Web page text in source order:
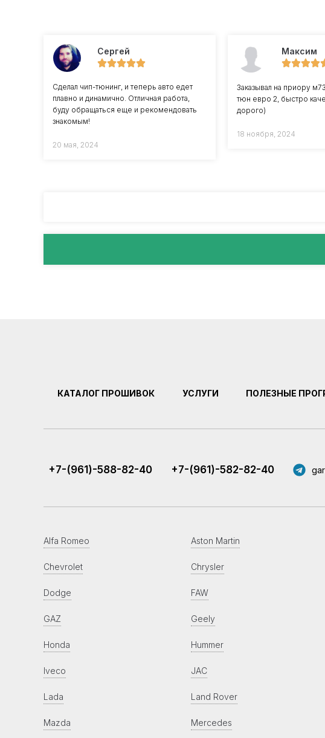
Сергей
Сделал чип-тюнинг, и теперь авто едет
плавно и динамично. Отличная работа,
буду обращаться еще и рекомендовать
знакомым!
20 мая, 2024
Максим
Заказывал на приору
тюн евро 2, быстро
дорого)
18 ноября, 2024
КАТАЛОГ ПРОШИВОК УСЛУГИ ПОЛЕЗНЫЕ
+7-(961)-588-82-40 +7-(961)-582-82-40
Alfa Romeo Aston Martin
Chevrolet Chrysler
Dodge FAW
GAZ Geely
Honda Hummer
Iveco JAC
Lada Land Rover
Mazda Mercedes